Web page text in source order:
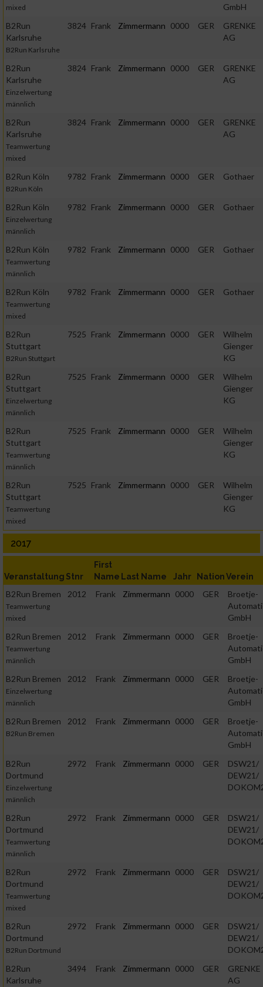
mixed
GmbH
B2Run
Karlsruhe
B2Run Karlsruhe
3824 Frank Zimmermann 0000 GER
GRENKE
AG
B2Run
Karlsruhe
Einzelwertung
männlich
3824 Frank Zimmermann 0000 GER
GRENKE
AG
B2Run
Karlsruhe
Teamwertung
mixed
3824 Frank Zimmermann 0000 GER
GRENKE
AG
B2Run Köln
B2Run Köln
9782 Frank Zimmermann 0000 GER Gothaer
B2Run Köln
Einzelwertung
männlich
9782 Frank Zimmermann 0000 GER Gothaer
B2Run Köln
Teamwertung
männlich
9782 Frank Zimmermann 0000 GER Gothaer
B2Run Köln
Teamwertung
mixed
9782 Frank Zimmermann 0000 GER Gothaer
B2Run
Stuttgart
B2Run Stuttgart
7525 Frank Zimmermann 0000 GER
Wilhelm
Gienger
KG
B2Run
Stuttgart
Einzelwertung
männlich
7525 Frank Zimmermann 0000 GER
Wilhelm
Gienger
KG
B2Run
Stuttgart
Teamwertung
männlich
7525 Frank Zimmermann 0000 GER
Wilhelm
Gienger
KG
B2Run
Stuttgart
Teamwertung
mixed
7525 Frank Zimmermann 0000 GER
Wilhelm
Gienger
KG
2017
Veranstaltung Stnr
First
Name Last Name Jahr NationVerein
B2Run Bremen
Teamwertung
mixed
2012 Frank Zimmermann 0000 GER
Broetje-
GmbH
B2Run Bremen
Teamwertung
männlich
2012 Frank Zimmermann 0000 GER
Broetje-
GmbH
B2Run Bremen
Einzelwertung
männlich
2012 Frank Zimmermann 0000 GER
Broetje-
GmbH
B2Run Bremen
B2Run Bremen
2012 Frank Zimmermann 0000 GER
Broetje-
GmbH
B2Run
Dortmund
Einzelwertung
männlich
2972 Frank Zimmermann 0000 GER
DSW21/
DEW21/
B2Run
Dortmund
Teamwertung
männlich
2972 Frank Zimmermann 0000 GER
DSW21/
DEW21/
B2Run
Dortmund
Teamwertung
mixed
2972 Frank Zimmermann 0000 GER
DSW21/
DEW21/
B2Run
Dortmund
B2Run Dortmund
2972 Frank Zimmermann 0000 GER
DSW21/
DEW21/
B2Run
Karlsruhe
3494 Frank Zimmermann 0000 GER
GRENKE
AG